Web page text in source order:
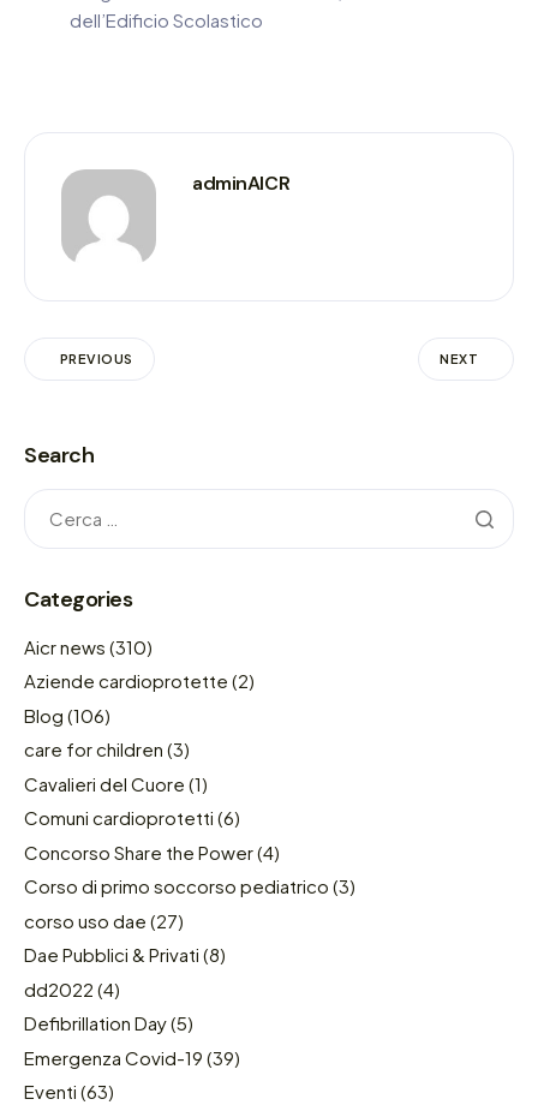
dell’Edificio Scolastico
adminAICR
PREVIOUS NEXT
Search
Categories
Aicr news (310)
Aziende cardioprotette (2)
Blog (106)
care for children (3)
Cavalieri del Cuore (1)
Comuni cardioprotetti (6)
Concorso Share the Power(4)
Corso di primo soccorso pediatrico (3)
corso uso dae (27)
Dae Pubblici & Privati (8)
dd2022 (4)
Defibrillation Day(5)
Emergenza Covid-19 (39)
Eventi (63)